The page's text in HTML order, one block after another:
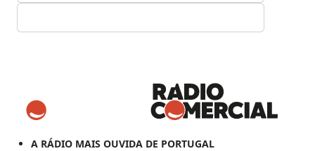
A RÁDIO MAIS OUVIDA DE PORTUGAL